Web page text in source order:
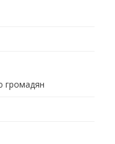
громадян